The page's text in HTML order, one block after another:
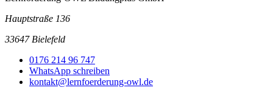
Hauptstraße 136
33647 Bielefeld
0176 214 96 747
WhatsApp schreiben
kontakt@lernfoerderung-owl.de